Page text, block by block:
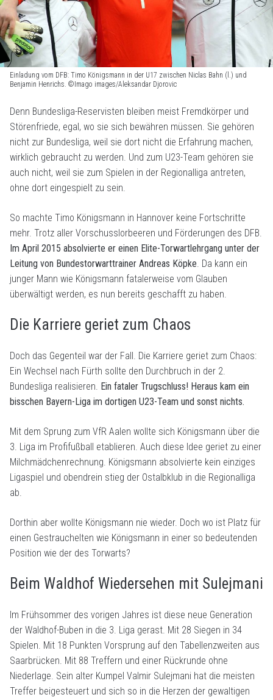
Einladung vom DFB: Timo Königsmann in der U17 zwischen Niclas Bahn (l.) und
Benjamin Henrichs. ©Imago images/Aleksandar Djorovic
Denn Bundesliga-Reservisten bleiben meist Fremdkörper und
Störenfriede, egal, wo sie sich bewähren müssen. Sie gehören
nicht zur Bundesliga, weil sie dort nicht die Erfahrung machen,
wirklich gebraucht zu werden. Und zum U23-Team gehören sie
auch nicht, weil sie zum Spielen in der Regionalliga antreten,
ohne dort eingespielt zu sein.
So machte Timo Königsmann in Hannover keine Fortschritte
mehr. Trotz aller Vorschusslorbeeren und Förderungen des DFB.
Im April 2015 absolvierte er einen Elite-Torwartlehrgang unter der
Leitung von Bundestorwarttrainer Andreas Köpke. Da kann ein
junger Mann wie Königsmann fatalerweise vom Glauben
überwältigt werden, es nun bereits geschafft zu haben.
Die Karriere geriet zum Chaos
Doch das Gegenteil war der Fall. Die Karriere geriet zum Chaos:
Ein Wechsel nach Fürth sollte den Durchbruch in der 2.
Bundesliga realisieren. Ein fataler Trugschluss! Heraus kam ein
bisschen Bayern-Liga im dortigen U23-Team und sonst nichts.
Mit dem Sprung zum VfR Aalen wollte sich Königsmann über die
3. Liga im Profifußball etablieren. Auch diese Idee geriet zu einer
Milchmädchenrechnung. Königsmann absolvierte kein einziges
Ligaspiel und obendrein stieg der Ostalbklub in die Regionalliga
ab.
Dorthin aber wollte Königsmann nie wieder. Doch wo ist Platz für
einen Gestrauchelten wie Königsmann in einer so bedeutenden
Position wie der des Torwarts?
Beim Waldhof Wiedersehen mit Sulejmani
Im Frühsommer des vorigen Jahres ist diese neue Generation
der Waldhof-Buben in die 3. Liga gerast. Mit 28 Siegen in 34
Spielen. Mit 18 Punkten Vorsprung auf den Tabellenzweiten aus
Saarbrücken. Mit 88 Treffern und einer Rückrunde ohne
Niederlage. Sein alter Kumpel Valmir Sulejmani hat die meisten
Treffer beigesteuert und sich so in die Herzen der gewaltigen